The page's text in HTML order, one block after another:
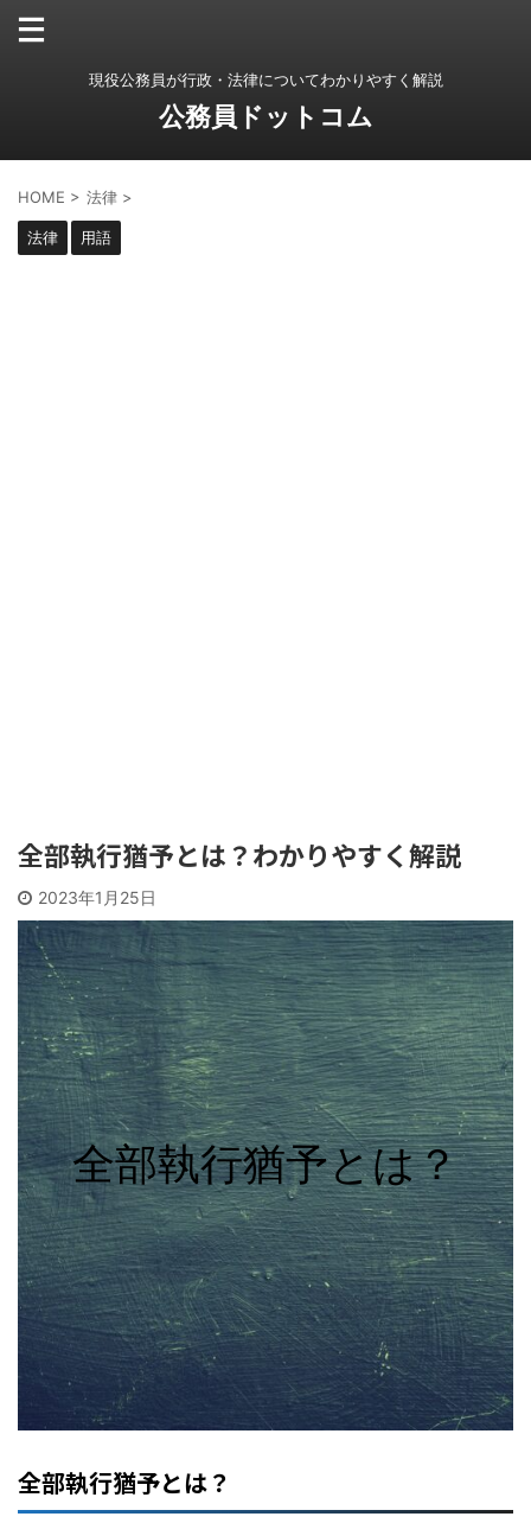
現役公務員が行政・法律についてわかりやすく解説
公務員ドットコム
HOME > 法律 >
法律 用語
全部執行猶予とは？わかりやすく解説
2023年1月25日
全部執行猶予とは？
全部執行猶予とは？